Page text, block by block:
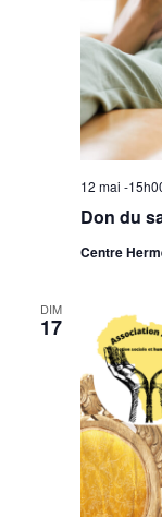
Don du
12 mai -
Centre
DIM
17